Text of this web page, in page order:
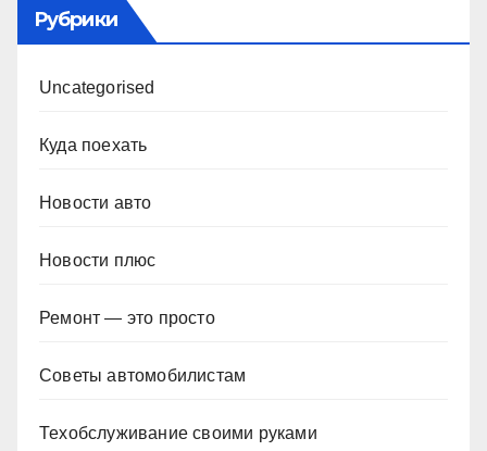
Рубрики
Uncategorised
Куда поехать
Новости авто
Новости плюс
Ремонт — это просто
Советы автомобилистам
Техобслуживание своими руками